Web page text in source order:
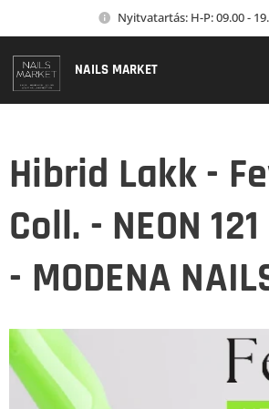
Nyitvatartás: H-P: 09.00 -
NAILS MARKET
Hibrid Lakk -
Coll. - NEON
- MODENA